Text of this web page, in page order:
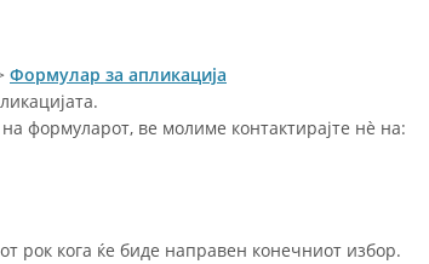
Формулар за апликација
формуларот, ве молиме контактирајте нè на:
рок кога ќе биде направен конечниот избор.